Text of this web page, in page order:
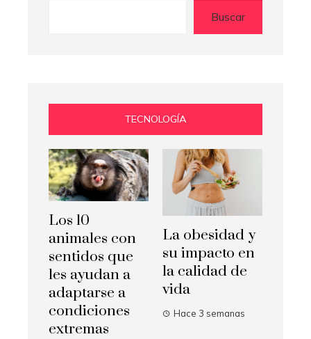
Buscar
TECNOLOGÍA
Los 10
animales con
sentidos que
les ayudan a
adaptarse a
condiciones
extremas
La obesidad y
su impacto en
la calidad de
vida
Hace 3 semanas